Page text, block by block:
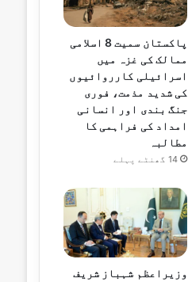
پاکستان سمیت 8 اسلامی
ممالک کی غزہ میں
اسرائیلی کارروائیوں
کی شدید مذمت، فوری
جنگ بندی اور انسانی
امداد کی فراہمی کا
مطالبہ
14 گھنٹے پہلے
وزیراعظم شہباز شریف